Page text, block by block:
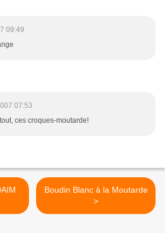
09:49
07:53
ces croques-moutarde!
Boudin Blanc à la Moutarde
>